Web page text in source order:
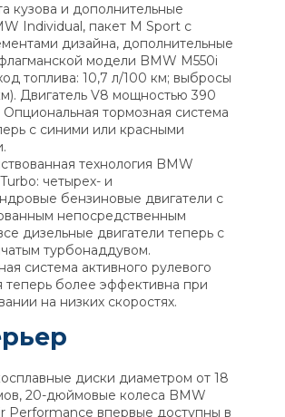
кузова и дополнительные
Individual, пакет M Sport с
дизайна, дополнительные
модели BMW M550i
топлива: 10,7 л/100 км; выбросы
Двигатель V8 мощностью 390
Опциональная тормозная система
с синими или красными
технология BMW
четырех- и
бензиновые двигатели с
непосредственным
дизельные двигатели теперь с
турбонаддувом.
система активного рулевого
теперь более эффективна при
на низких скоростях.
диски диаметром от 18
20-дюймовые колеса BMW
Performance впервые доступны в